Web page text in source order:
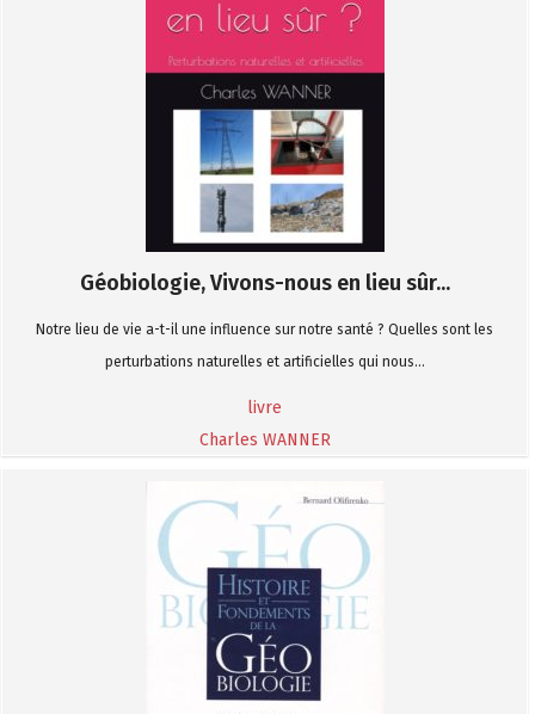
Géobiologie, Vivons-nous en lieu sûr...
Notre lieu de vie a-t-il une influence sur notre santé ? Quelles sont les
perturbations naturelles et artificielles qui nous...
livre
Charles WANNER